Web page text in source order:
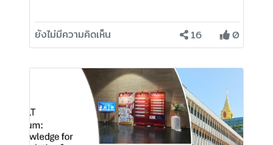
ยังไม่มีความคิดเห็น 16 0